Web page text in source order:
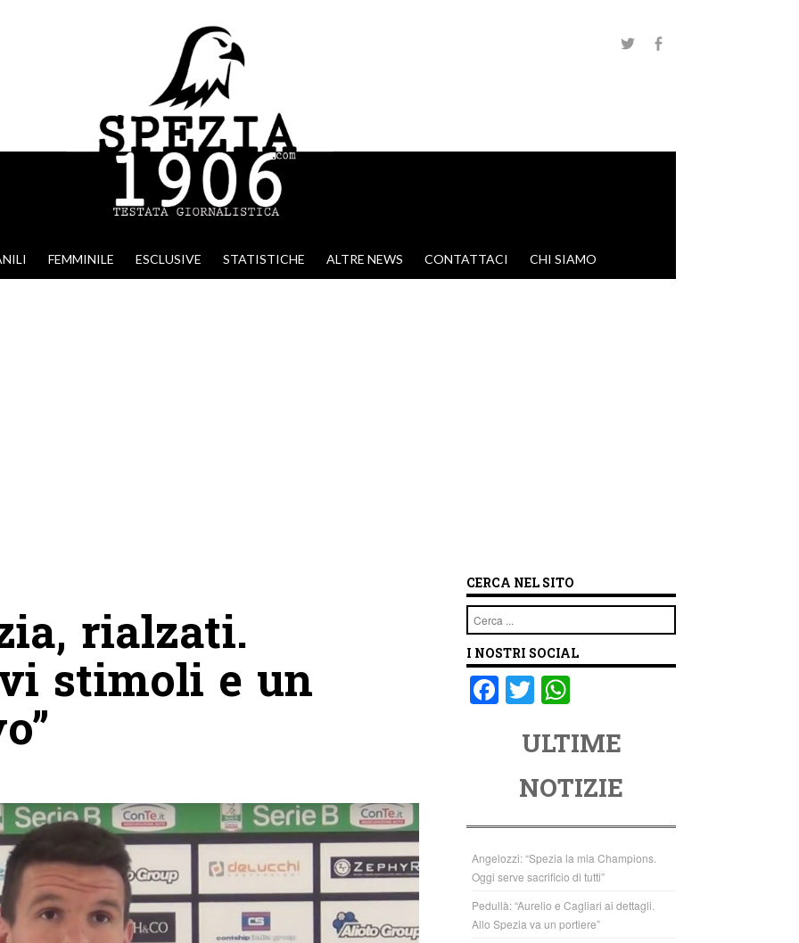
FEMMINILE ESCLUSIVE STATISTICHE ALTRE NEWS CONTATTACI CHI SIAMO
rialzati.
stimoli e un
CERCA NEL SITO
Cerca
I NOSTRI SOCIAL
F
o
o
k
T
tt
er
at
s
A
p
p
ULTIME
NOTIZIE
Angelozzi: “Spezia la mia Champions.
Oggi serve sacrificio di tutti”
Pedullà: “Aurelio e Cagliari ai dettagli.
Allo Spezia va un portiere”